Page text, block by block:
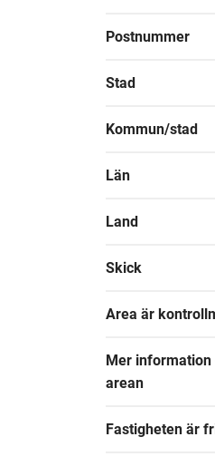
Postnummer
Stad
Kommun/stad
Län
Land
Skick
Area är
Mer information
arean
Fastigheten är